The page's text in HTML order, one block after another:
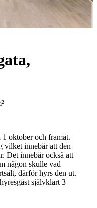
1 oktober och framåt.
vilket innebär att den
Det innebär också att
någon skulle vad
därför hyrs den ut.
självklart 3